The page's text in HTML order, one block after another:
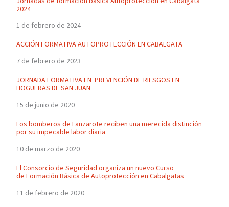
2024
1 de febrero de 2024
ACCIÓN FORMATIVA AUTOPROTECCIÓN EN CABALGATA
7 de febrero de 2023
JORNADA FORMATIVA EN PREVENCIÓN DE RIESGOS EN
HOGUERAS DE SAN JUAN
15 de junio de 2020
Los bomberos de Lanzarote reciben una merecida distinción
por su impecable labor diaria
10 de marzo de 2020
El Consorcio de Seguridad organiza un nuevo Curso
de Formación Básica de Autoprotección en Cabalgatas
11 de febrero de 2020